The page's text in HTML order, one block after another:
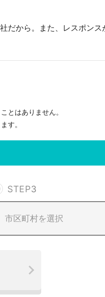
だから。また、レスポンス
とはありません。
す。
STEP3